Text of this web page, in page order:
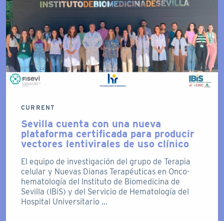
CURRENT
Sevilla cuenta con una nueva
plataforma certificada para producir
vectores lentivirales de uso clínico
El equipo de investigación del grupo de Terapia
celular y Nuevas Dianas Terapéuticas en Onco-
hematología del Instituto de Biomedicina de
Sevilla (IBiS) y del Servicio de Hematología del
Hospital Universitario …